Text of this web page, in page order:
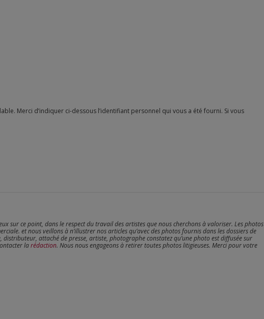
sur ce point, dans le respect du travail des artistes que nous cherchons à valoriser. Les photos
et nous veillons à n’illustrer nos articles qu’avec des photos fournis dans les dossiers de
attaché de presse, artiste, photographe constatez qu’une photo est diffusée sur
larédaction. Nous nous engageons à retirer toutes photos litigieuses. Merci pour votre